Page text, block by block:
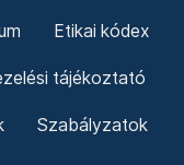
Etikai kódex
tájékoztató
Szabályzatok